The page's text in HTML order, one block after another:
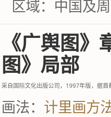
区域： 中国及
《广舆图
图》局部
采自国际文化出版公司，1997年版，据
画法： 计里画方